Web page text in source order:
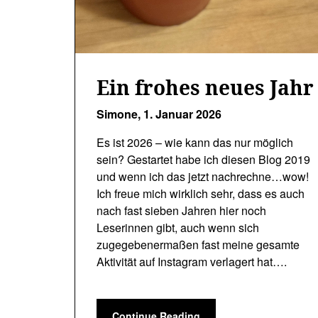
Ein frohes neues Jahr
Simone, 1. Januar 2026
Es ist 2026 – wie kann das nur möglich
sein? Gestartet habe ich diesen Blog 2019
und wenn ich das jetzt nachrechne…wow!
Ich freue mich wirklich sehr, dass es auch
nach fast sieben Jahren hier noch
Leserinnen gibt, auch wenn sich
zugegebenermaßen fast meine gesamte
Aktivität auf Instagram verlagert hat….